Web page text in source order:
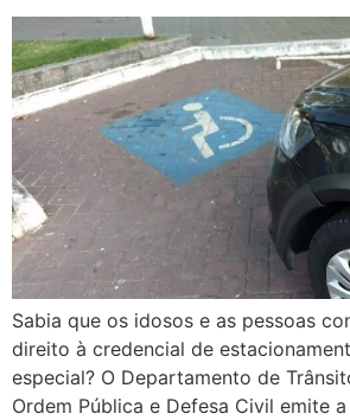
Sabia que os idosos e as pessoas
direito à credencial de
especial? O Departamento de
Ordem Pública e Defesa Civil emite